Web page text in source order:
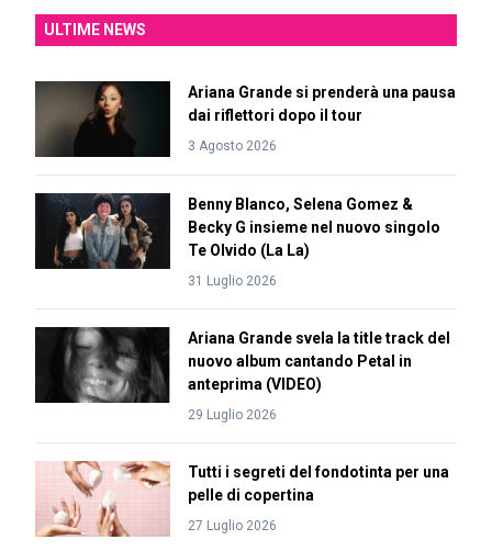
ULTIME NEWS
Ariana Grande si prenderà una pausa
dai riflettori dopo il tour
3 Agosto 2026
Benny Blanco, Selena Gomez &
Becky G insieme nel nuovo singolo
Te Olvido (La La)
31 Luglio 2026
Ariana Grande svela la title track del
nuovo album cantando Petal in
anteprima (VIDEO)
29 Luglio 2026
Tutti i segreti del fondotinta per una
pelle di copertina
27 Luglio 2026